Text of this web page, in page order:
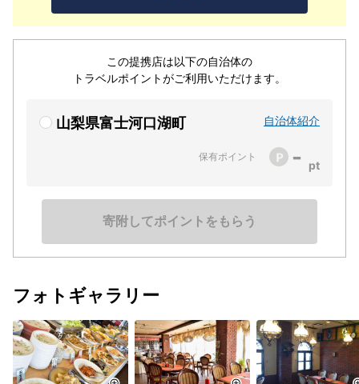
この提携店は以下の自治体の
トラベルポイントがご利用いただけます。
山梨県富士河口湖町 自治体紹介
保有ポイント -
寄附してポイントをもらう
フォトギャラリー